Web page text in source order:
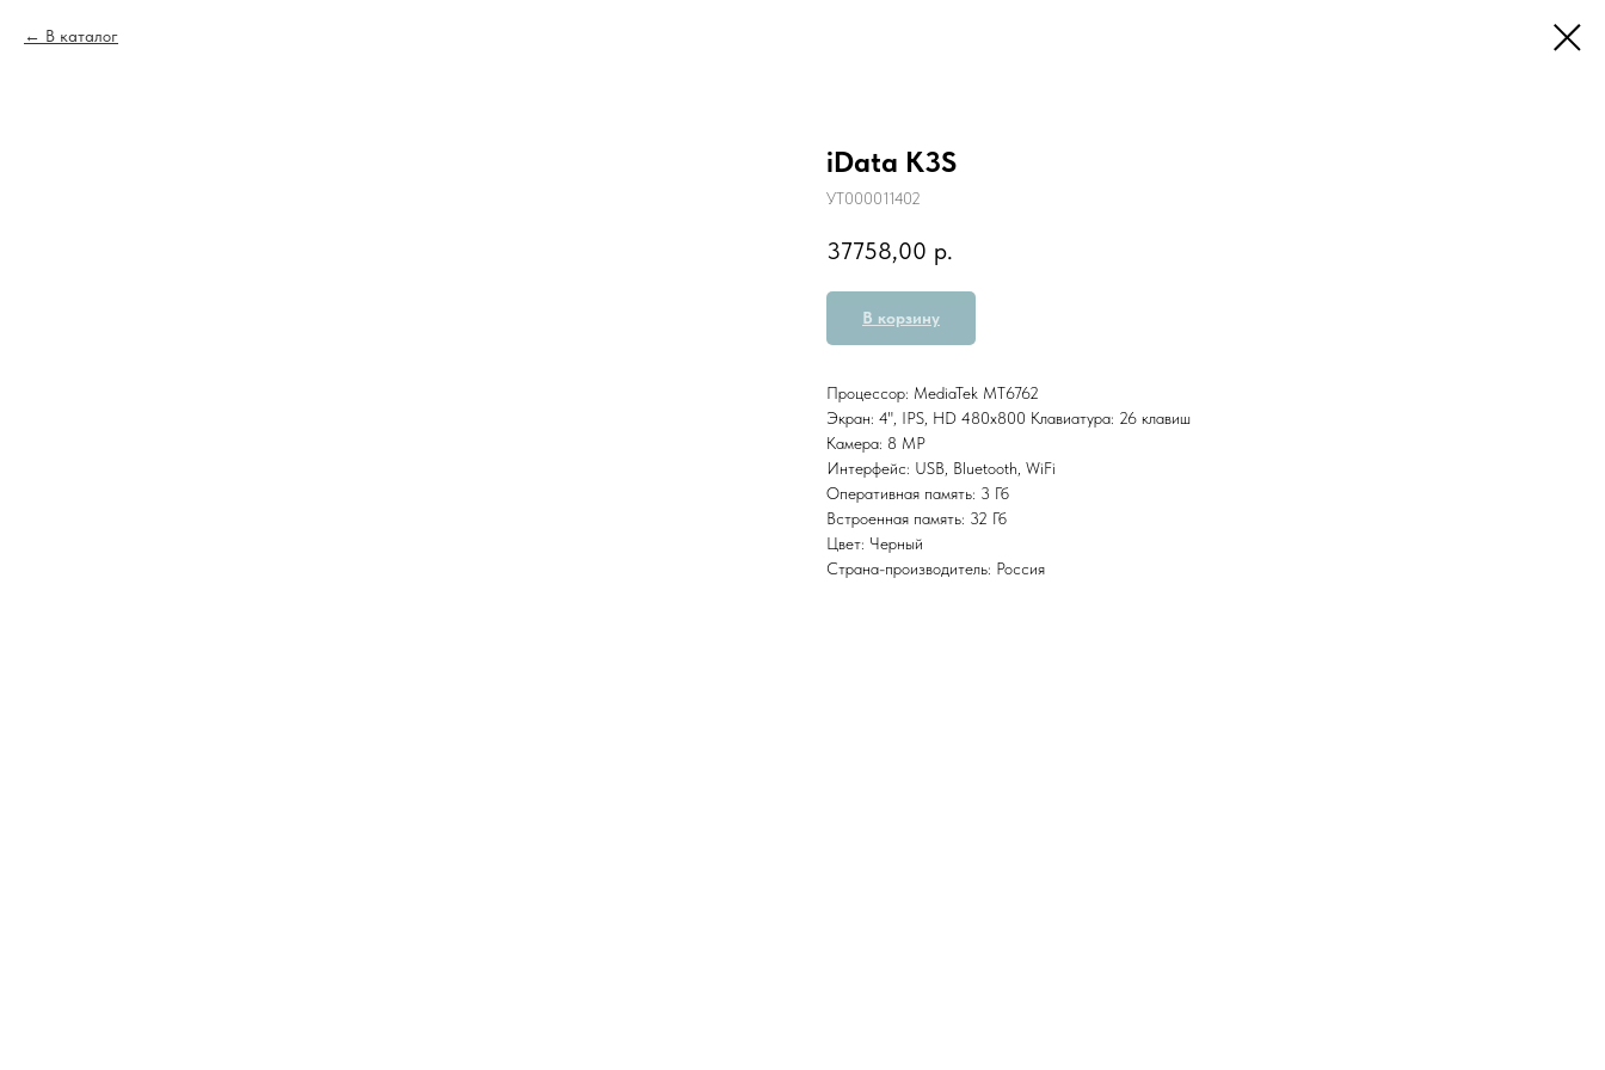
В каталог
iData К3S
УТ000011402
37758,00 р.
В корзину
Процессор: MediaTek MT6762
Экран: 4", IPS, HD 480х800 Клавиатура: 26 клавиш
Камера: 8 MP
Интерфейс: USB, Bluetooth, WiFi
Оперативная память: 3 Гб
Встроенная память: 32 Гб
Цвет: Черный
Страна-производитель: Россия